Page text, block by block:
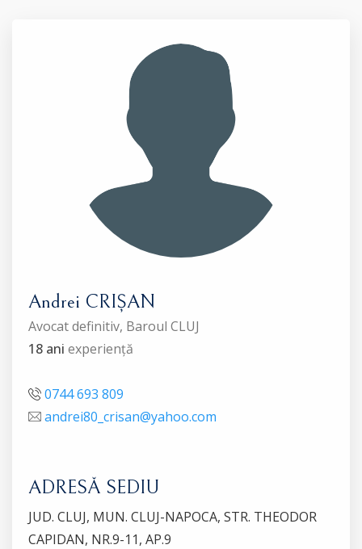
Andrei CRIȘAN
Avocat definitiv, Baroul CLUJ
18 ani experiență
0744 693 809
andrei80_crisan@yahoo.com
ADRESĂ SEDIU
JUD. CLUJ, MUN. CLUJ-NAPOCA, STR. THEODOR
CAPIDAN, NR.9-11, AP.9